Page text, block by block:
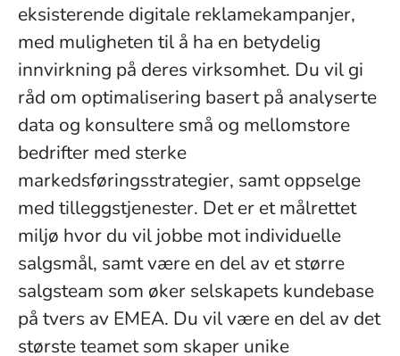
eksisterende digitale reklamekampanjer,
med muligheten til å ha en betydelig
innvirkning på deres virksomhet. Du vil gi
råd om optimalisering basert på analyserte
data og konsultere små og mellomstore
bedrifter med sterke
markedsføringsstrategier, samt oppselge
med tilleggstjenester. Det er et målrettet
miljø hvor du vil jobbe mot individuelle
salgsmål, samt være en del av et større
salgsteam som øker selskapets kundebase
på tvers av EMEA. Du vil være en del av det
største teamet som skaper unike